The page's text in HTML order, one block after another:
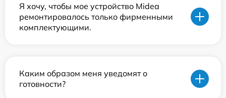
Я хочу, чтобы мое устройство Midea
ремонтировалось только фирменными
комплектующими.
Каким образом меня уведомят о
готовности?